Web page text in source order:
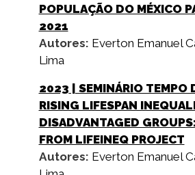
POPULAÇÃO DO MÉXICO
2021
Autores: Everton Emanuel
Lima
2023 | SEMINÁRIO TEMPO
RISING LIFESPAN
DISADVANTAGED
FROM LIFEINEQ PROJECT
Autores: Everton Emanuel